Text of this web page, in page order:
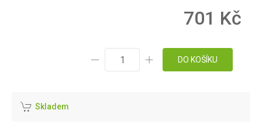
701 Kč
DO KOŠÍKU
Skladem